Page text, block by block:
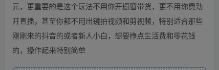
元，更重要的是这个玩法不用你开橱窗带货，更不用你费劲
开直播，甚至你都不用出镜拍视频和剪视频，特别适合那些
刚刚来的抖音的或者新人小白，想要挣点生活费和零花钱
的，操作起来特别简单